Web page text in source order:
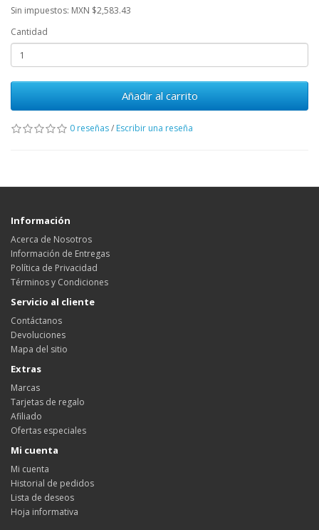
Sin impuestos: MXN $2,583.43
Cantidad
Añadir al carrito
0 reseñas/ Escribir una reseña
Información
Acerca de Nosotros
Información de Entregas
Política de Privacidad
Términos y Condiciones
Servicio al cliente
Contáctanos
Devoluciones
Mapa del sitio
Extras
Marcas
Tarjetas de regalo
Afiliado
Ofertas especiales
Mi cuenta
Mi cuenta
Historial de pedidos
Lista de deseos
Hoja informativa